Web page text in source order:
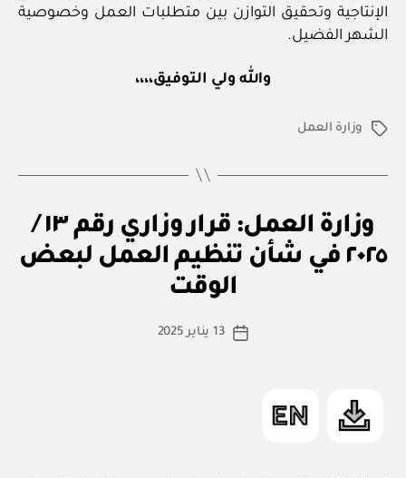
الإنتاجية وتحقيق التوازن بين متطلبات العمل وخصوصية
الشهر الفضيل.
والله ولي التوفيق،،،،
الوسوموزارة العمل
التصنيفات
ار
و
وزارة العمل: قرار وزاري رقم ١٣ /
٢٠٢٥ في شأن تنظيم العمل لبعض
الوقت
كاتب
س
ة
تاريخ
13 يناير 2025